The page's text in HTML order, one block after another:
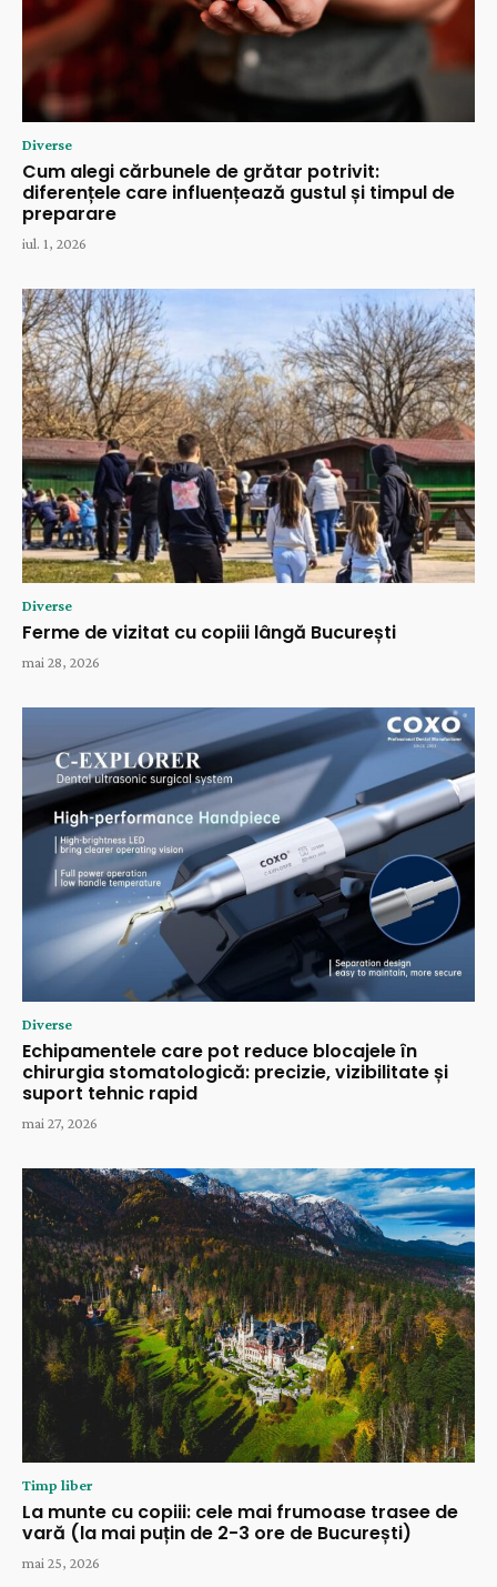
Diverse
Cum alegi cărbunele de grătar potrivit:
diferențele care influențează gustul și timpul de
preparare
iul. 1, 2026
Diverse
Ferme de vizitat cu copiii lângă București
mai 28, 2026
Diverse
Echipamentele care pot reduce blocajele în
chirurgia stomatologică: precizie, vizibilitate și
suport tehnic rapid
mai 27, 2026
Timp liber
La munte cu copiii: cele mai frumoase trasee de
vară (la mai puțin de 2-3 ore de București)
mai 25, 2026